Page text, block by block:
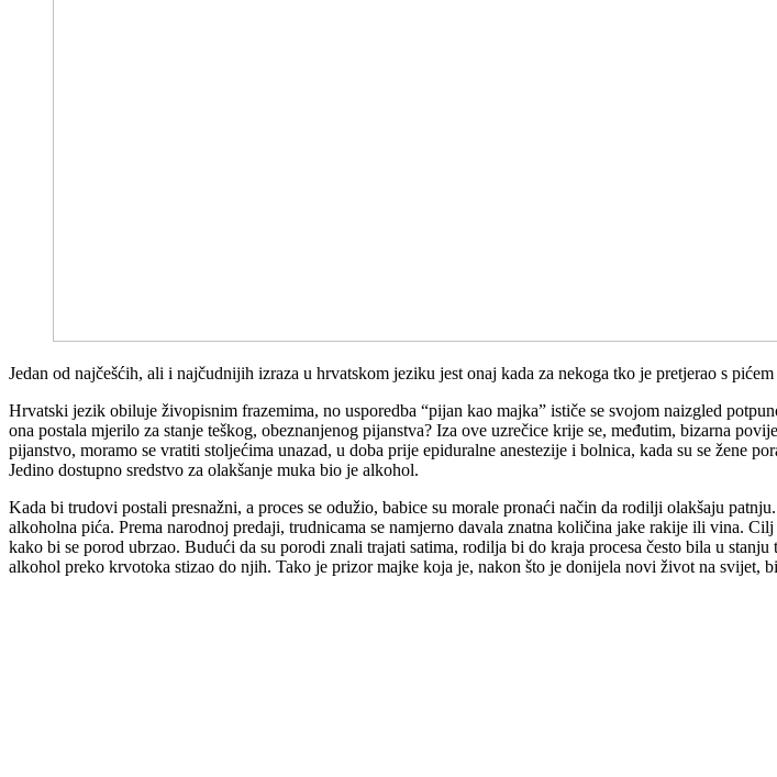
Jedan od najčešćih, ali i najčudnijih izraza u hrvatskom jeziku jest onaj kada za nekoga tko je pretjerao s
Hrvatski jezik obiluje živopisnim frazemima, no usporedba “pijan kao majka” ističe se svojom naizgled
ona postala mjerilo za stanje teškog, obeznanjenog pijanstva? Iza ove uzrečice krije se, međutim, bizarna
pijanstvo, moramo se vratiti stoljećima unazad, u doba prije epiduralne anestezije i bolnica, kada su se žene
Jedino dostupno sredstvo za olakšanje muka bio je alkohol.
Kada bi trudovi postali presnažni, a proces se odužio, babice su morale pronaći način da rodilji olakšaju
alkoholna pića. Prema narodnoj predaji, trudnicama se namjerno davala znatna količina jake rakije ili vina.
kako bi se porod ubrzao. Budući da su porodi znali trajati satima, rodilja bi do kraja procesa često bila u
alkohol preko krvotoka stizao do njih. Tako je prizor majke koja je, nakon što je donijela novi život na svijet,